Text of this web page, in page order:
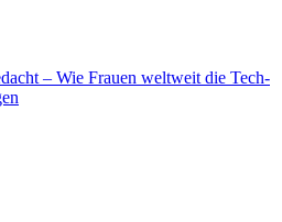
– Wie Frauen weltweit die Tech-